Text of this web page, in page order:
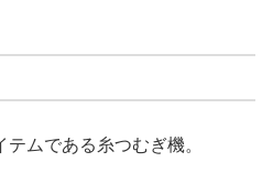
ムである糸つむぎ機。